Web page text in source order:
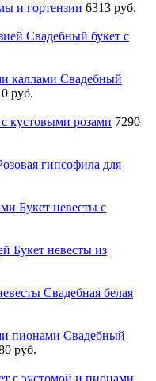
и гортензии 6313 руб.
Свадебный букет с
Свадебный
руб.
кустовыми розами 7290
гипсофила для
Букет невесты с
Букет невесты из
Свадебная белая
Свадебный
руб.